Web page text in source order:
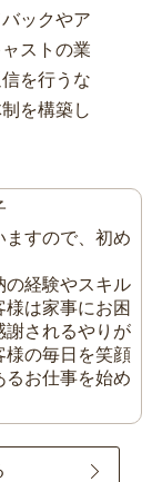
ックやア
ストの業
を行うな
を構築し
ますので、初め
の経験やスキル
は家事にお困
謝されるやりが
様の毎日を笑顔
るお仕事を始め